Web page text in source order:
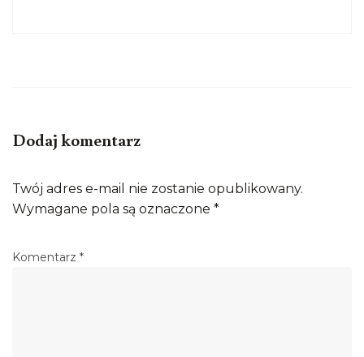
Dodaj komentarz
Twój adres e-mail nie zostanie opublikowany.
Wymagane pola są oznaczone *
Komentarz *